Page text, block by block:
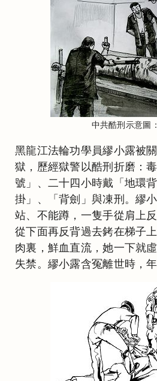
中共酷刑示意圖
黑龍江法輪功學員繆小露被
獄，歷經獄警以酷刑折磨：
號」、二十四小時戴「地環
掛」、「背劍」與凍刑。繆
站、不能蹲，一隻手從肩上
從下面再反背過去銬在梯子
肉裏，鮮血直流，她一下就
失禁。繆小露含冤離世時，年